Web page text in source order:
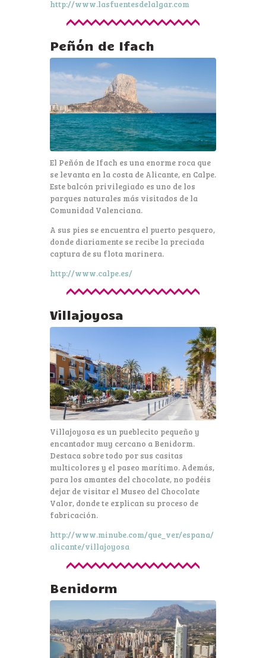
http://www.lasfuentesdelalgar.com
Peñón de Ifach
El Peñón de Ifach es una enorme roca que
se levanta en la costa de Alicante, en Calpe.
Este balcón privilegiado es uno de los
parques naturales más visitados de la
Comunidad Valenciana.
A sus pies se encuentra el puerto pesquero,
donde diariamente se recibe la preciada
captura de su flota marinera.
http://www.calpe.es/
Villajoyosa
Villajoyosa es un pueblecito pequeño y
encantador muy cercano a Benidorm.
Destaca sobre todo por sus casitas
multicolores y el paseo marítimo. Además,
para los amantes del chocolate, no podéis
dejar de visitar el Museo del Chocolate
Valor, donde te explican su proceso de
fabricación.
http://www.minube.com/que_ver/espana/
alicante/villajoyosa
Benidorm